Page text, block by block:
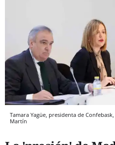
Tamara Yagüe, presidenta de
Martín